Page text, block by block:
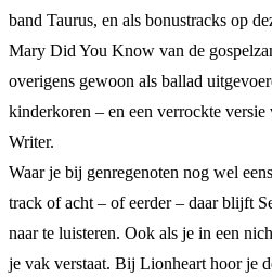
band Taurus, en als bonustracks op
Mary Did You Know van de
overigens gewoon als ballad
kinderkoren – en een verrockte versie
Writer.
Waar je bij genregenoten nog wel
track of acht – of eerder – daar blijft
naar te luisteren. Ook als je in een
je vak verstaat. Bij Lionheart hoor je